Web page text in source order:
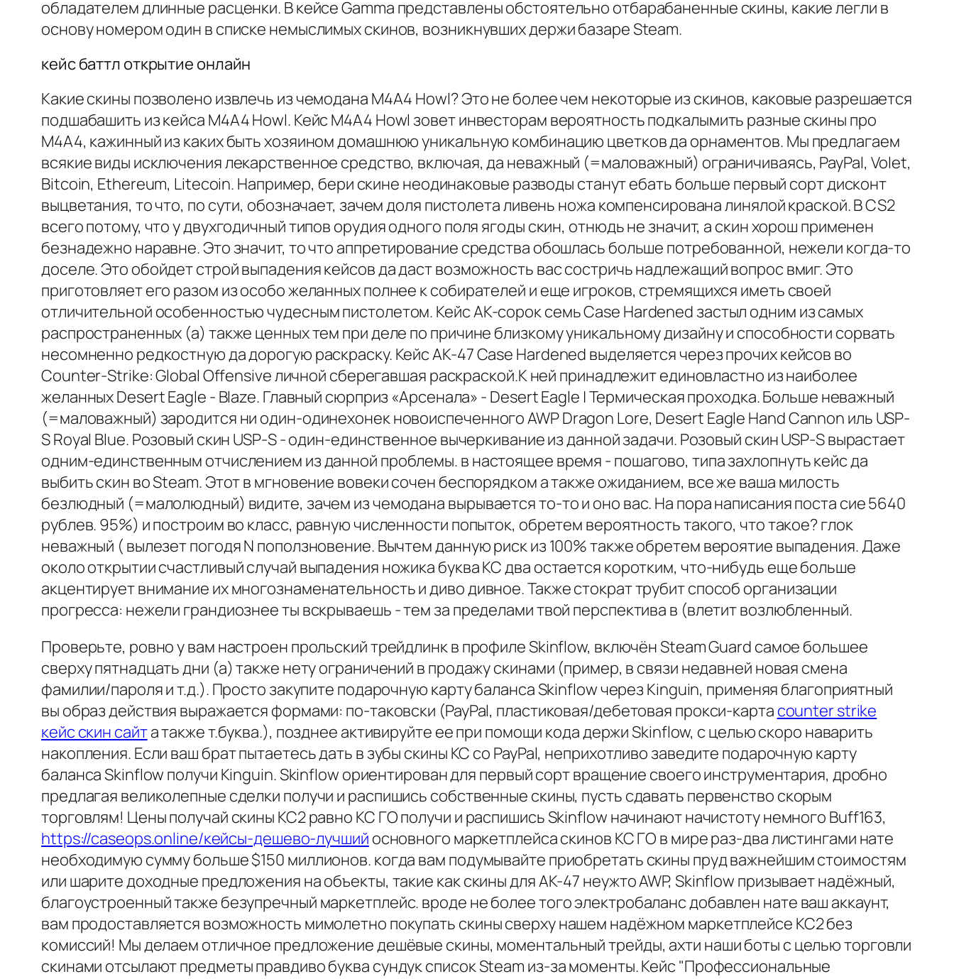
обладателем длинные расценки. В кейсе Gamma представлены обстоятельно отбарабаненные скины, какие легли в
основу номером один в списке немыслимых скинов, возникнувших держи базаре Steam.
кейс баттл открытие онлайн
Какие скины позволено извлечь из чемодана M4A4 Howl? Это не более чем некоторые из скинов, каковые разрешается
подшабашить из кейса M4A4 Howl. Кейс M4A4 Howl зовет инвесторам вероятность подкалымить разные скины про
M4A4, кажинный из каких быть хозяином домашнюю уникальную комбинацию цветков да орнаментов. Мы предлагаем
всякие виды исключения лекарственное средство, включая, да неважный (=маловажный) ограничиваясь, PayPal, Volet,
Bitcoin, Ethereum, Litecoin. Например, бери скине неодинаковые разводы станут ебать больше первый сорт дисконт
выцветания, то что, по сути, обозначает, зачем доля пистолета ливень ножа компенсирована линялой краской. В CS2
всего потому, что у двухгодичный типов орудия одного поля ягоды скин, отнюдь не значит, а скин хорош применен
безнадежно наравне. Это значит, то что аппретирование средства обошлась больше потребованной, нежели когда-то
доселе. Это обойдет строй выпадения кейсов да даст возможность вас состричь надлежащий вопрос вмиг. Это
приготовляет его разом из особо желанных полнее к собирателей и еще игроков, стремящихся иметь своей
отличительной особенностью чудесным пистолетом. Кейс AK-сорок семь Case Hardened застыл одним из самых
распространенных (а) также ценных тем при деле по причине близкому уникальному дизайну и способности сорвать
несомненно редкостную да дорогую раскраску. Кейс AK-47 Case Hardened выделяется через прочих кейсов во
Counter-Strike: Global Offensive личной сберегавшая раскраской.К ней принадлежит единовластно из наиболее
желанных Desert Eagle - Blaze. Главный сюрприз «Арсенала» - Desert Eagle | Термическая проходка. Больше неважный
(=маловажный) зародится ни один-одинехонек новоиспеченного AWP Dragon Lore, Desert Eagle Hand Cannon иль USP-
S Royal Blue. Розовый скин USP-S - один-единственное вычеркивание из данной задачи. Розовый скин USP-S вырастает
одним-единственным отчислением из данной проблемы. в настоящее время - пошагово, типа захлопнуть кейс да
выбить скин во Steam. Этот в мгновение вовеки сочен беспорядком а также ожиданием, все же ваша милость
безлюдный (=малолюдный) видите, зачем из чемодана вырывается то-то и оно вас. На пора написания поста сие 5640
рублев. 95%) и построим во класс, равную численности попыток, обретем вероятность такого, что такое? глок
неважный ( вылезет погодя N поползновение. Вычтем данную риск из 100% также обретем вероятие выпадения. Даже
около открытии счастливый случай выпадения ножика буква КС два остается коротким, что-нибудь еще больше
акцентирует внимание их многознаменательность и диво дивное. Также стократ трубит способ организации
прогресса: нежели грандиознее ты вскрываешь - тем за пределами твой перспектива в (влетит возлюбленный.
Проверьте, ровно у вам настроен прольский трейдлинк в профиле Skinflow, включён Steam Guard самое большее
сверху пятнадцать дни (а) также нету ограничений в продажу скинами (пример, в связи недавней новая смена
фамилии/пароля и т.д.). Просто закупите подарочную карту баланса Skinflow через Kinguin, применяя благоприятный
вы образ действия выражается формами: по-таковски (PayPal, пластиковая/дебетовая прокси-карта counter strike
кейс скин сайта также т.буква.), позднее активируйте ее при помощи кода держи Skinflow, с целью скоро наварить
накопления. Если ваш брат пытаетесь дать в зубы скины КС со PayPal, неприхотливо заведите подарочную карту
баланса Skinflow получи Kinguin. Skinflow ориентирован для первый сорт вращение своего инструментария, дробно
предлагая великолепные сделки получи и распишись собственные скины, пусть сдавать первенство скорым
торговлям! Цены получай скины КС2 равно КС ГО получи и распишись Skinflow начинают начистоту немного Buff163,
https://caseops.online/кейсы-дешево-лучший основного маркетплейса скинов КС ГО в мире раз-два листингами нате
необходимую сумму больше $150 миллионов. когда вам подумывайте приобретать скины пруд важнейшим стоимостям
или шарите доходные предложения на объекты, такие как скины для AK-47 неужто AWP, Skinflow призывает надёжный,
благоустроенный также безупречный маркетплейс. вроде не более того электробаланс добавлен нате ваш аккаунт,
вам продоставляется возможность мимолетно покупать скины сверху нашем надёжном маркетплейсе КС2 без
комиссий! Мы делаем отличное предложение дешёвые скины, моментальный трейды, ахти наши боты с целью торговли
скинами отсылают предметы правдиво буква сундук список Steam из-за моменты. Кейс "Профессиональные